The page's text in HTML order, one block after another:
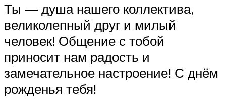
Ты — душа нашего коллектива,
великолепный друг и милый
человек! Общение с тобой
приносит нам радость и
замечательное настроение! С днём
рожденья тебя!